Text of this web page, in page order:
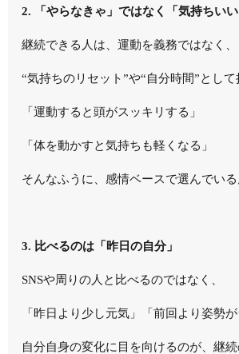
2. 「やらなきゃ」ではなく「気持ちい
継続できる人は、運動を義務ではなく、
“気持ちのリセット”や“自分時間”として
「運動すると頭がスッキリする」
「体を動かすと気持ちも軽くなる」
そんなふうに、感情ベースで選んでいる
3. 比べるのは「昨日の自分」
SNSや周りの人と比べるのではなく、
「昨日より少し元気」「前回より姿勢が
自分自身の変化に目を向けるのが、継続